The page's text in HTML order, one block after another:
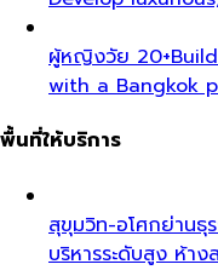
ผู้หญิงวัย 20+
with a Bangkok
พื้นที่ให้บริการ
สุขุมวิท-อโศกย่านธุ
บริหารระดับสูง ห้า